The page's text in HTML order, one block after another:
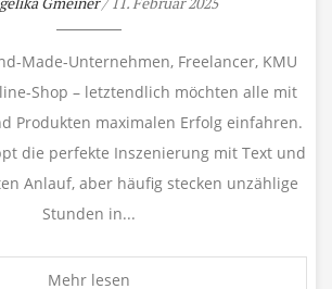
Made-Unternehmen, Freelancer, KMU
Shop – letztendlich möchten alle mit
Produkten maximalen Erfolg einfahren.
die perfekte Inszenierung mit Text und
Anlauf, aber häufig stecken unzählige
Stunden in...
Mehr lesen